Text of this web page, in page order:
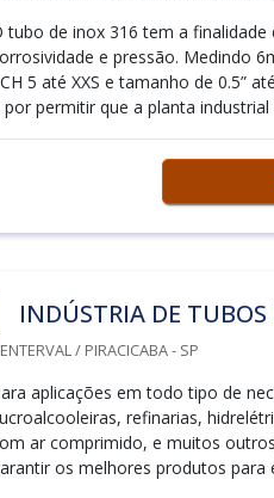
tubo de inox 316 tem a
e pressão. Medindo
5 até XXS e tamanho de 0.5”
por permitir que a planta industrial
INDÚSTRIA DE TUBOS
/ PIRACICABA - SP
aplicações em todo tipo de
refinarias,
ar comprimido, e muitos
os melhores produtos para